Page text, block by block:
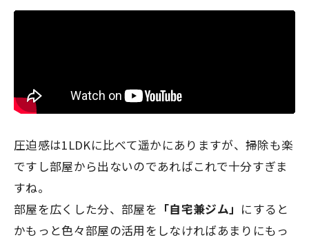
圧迫感は1LDKに比べて遥かにありますが、掃除も楽
ですし部屋から出ないのであればこれで十分すぎま
すね。
部屋を広くした分、部屋を 「自宅兼ジム」 にすると
かもっと色々部屋の活用をしなければあまりにもっ